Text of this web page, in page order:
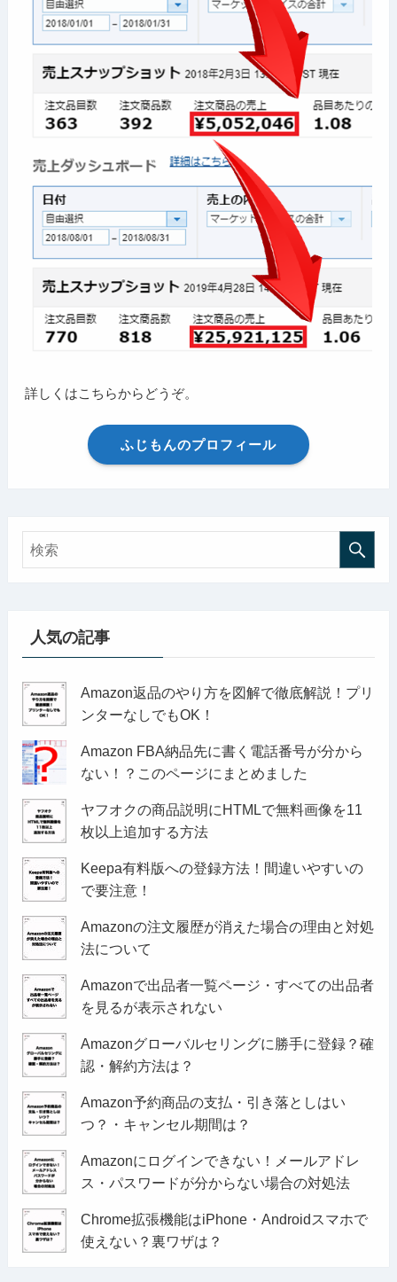
詳しくはこちらからどうぞ。
ふじもんのプロフィール
人気の記事
Amazon返品のやり方を図解で徹底解説！プリ
ンターなしでもOK！
Amazon FBA納品先に書く電話番号が分から
ない！？このページにまとめました
ヤフオクの商品説明にHTMLで無料画像を11
枚以上追加する方法
Keepa有料版への登録方法！間違いやすいの
で要注意！
Amazonの注文履歴が消えた場合の理由と対処
法について
Amazonで出品者一覧ページ・すべての出品者
を見るが表示されない
Amazonグローバルセリングに勝手に登録？確
認・解約方法は？
Amazon予約商品の支払・引き落としはい
つ？・キャンセル期間は？
Amazonにログインできない！メールアドレ
ス・パスワードが分からない場合の対処法
Chrome拡張機能はiPhone・Androidスマホで
使えない？裏ワザは？